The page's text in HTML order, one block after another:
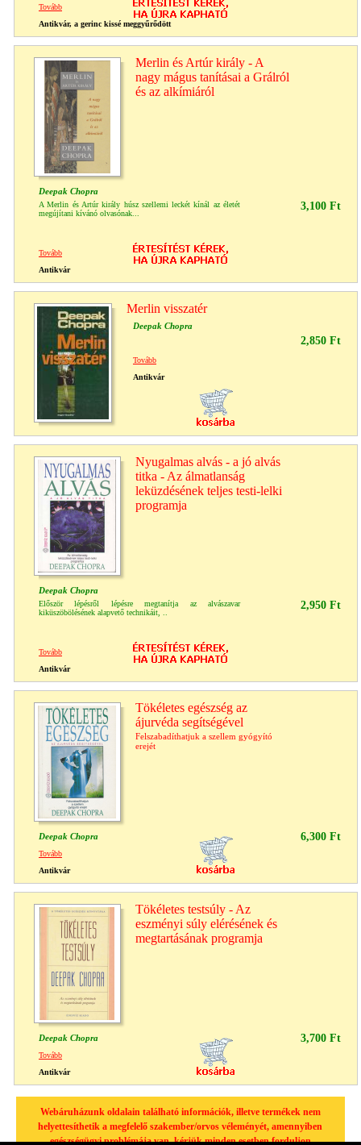
Tovább
Antikvár, a gerinc kissé meggyűrődött
Merlin és Artúr király - A
nagy mágus tanításai a Grálról
és az alkímiáról
Deepak Chopra
A Merlin és Artúr király húsz szellemi leckét kínál az életét
megújítani kívánó olvasónak...
3,100 Ft
Tovább
Antikvár
Merlin visszatér
Deepak Chopra
2,850 Ft
Tovább
Antikvár
Nyugalmas alvás - a jó alvás
titka - Az álmatlanság
leküzdésének teljes testi-lelki
programja
Deepak Chopra
Először lépésről lépésre megtanítja az alvászavar
kiküszöbölésének alapvető technikáit, ..
2,950 Ft
Tovább
Antikvár
Tökéletes egészség az
ájurvéda segítségével
Felszabadíthatjuk a szellem gyógyító
erejét
Deepak Chopra 6,300 Ft
Tovább
Antikvár
Tökéletes testsúly - Az
eszményi súly elérésének és
megtartásának programja
Deepak Chopra 3,700 Ft
Tovább
Antikvár
Webáruházunk oldalain található információk, illetve termékek nem
helyettesíthetik a megfelelő szakember/orvos véleményét, amennyiben
egészségügyi problémája van, kérjük minden esetben forduljon